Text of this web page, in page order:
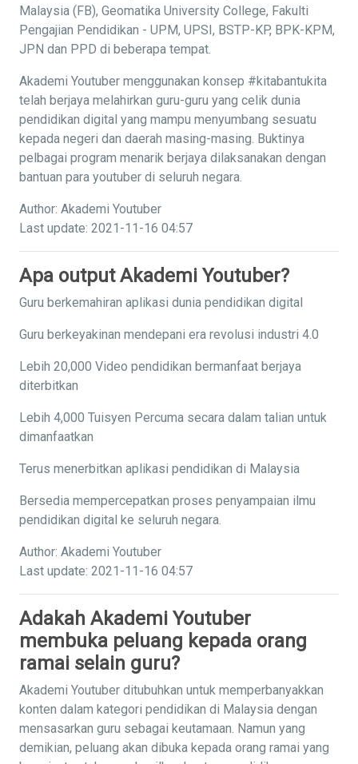
Malaysia (FB), Geomatika University College, Fakulti
Pengajian Pendidikan - UPM, UPSI, BSTP-KP, BPK-KPM,
JPN dan PPD di beberapa tempat.
Akademi Youtuber menggunakan konsep #kitabantukita
telah berjaya melahirkan guru-guru yang celik dunia
pendidikan digital yang mampu menyumbang sesuatu
kepada negeri dan daerah masing-masing. Buktinya
pelbagai program menarik berjaya dilaksanakan dengan
bantuan para youtuber di seluruh negara.
Author: Akademi Youtuber
Last update: 2021-11-16 04:57
Apa output Akademi Youtuber?
Guru berkemahiran aplikasi dunia pendidikan digital
Guru berkeyakinan mendepani era revolusi industri 4.0
Lebih 20,000 Video pendidikan bermanfaat berjaya
diterbitkan
Lebih 4,000 Tuisyen Percuma secara dalam talian untuk
dimanfaatkan
Terus menerbitkan aplikasi pendidikan di Malaysia
Bersedia mempercepatkan proses penyampaian ilmu
pendidikan digital ke seluruh negara.
Author: Akademi Youtuber
Last update: 2021-11-16 04:57
Adakah Akademi Youtuber
membuka peluang kepada orang
ramai selain guru?
Akademi Youtuber ditubuhkan untuk memperbanyakkan
konten dalam kategori pendidikan di Malaysia dengan
mensasarkan guru sebagai keutamaan. Namun yang
demikian, peluang akan dibuka kepada orang ramai yang